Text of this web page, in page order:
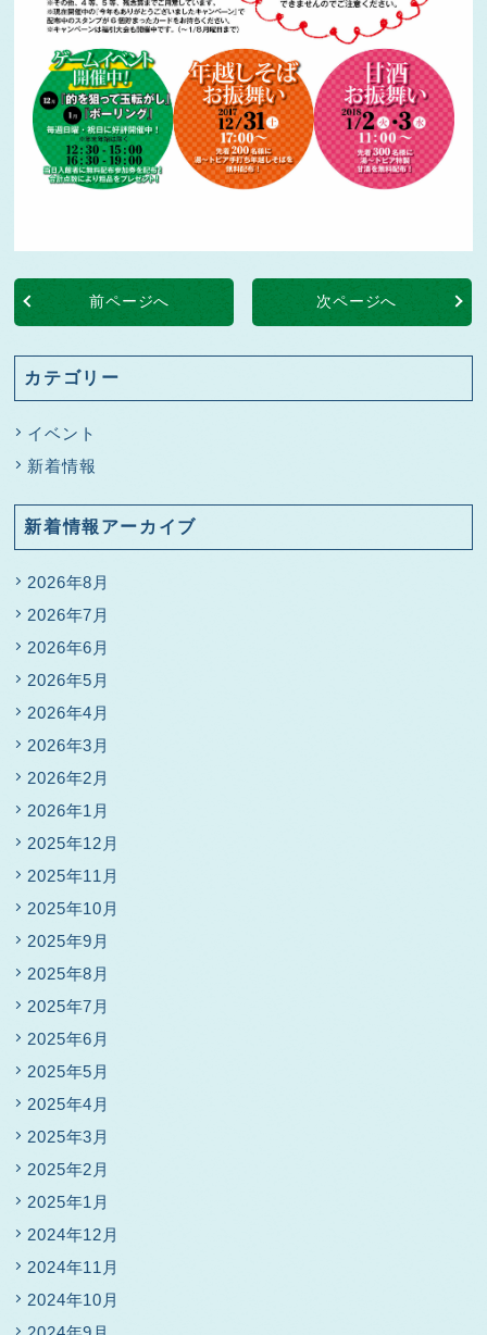
前ページへ 次ページへ
カテゴリー
イベント
新着情報
新着情報アーカイブ
2026年8月
2026年7月
2026年6月
2026年5月
2026年4月
2026年3月
2026年2月
2026年1月
2025年12月
2025年11月
2025年10月
2025年9月
2025年8月
2025年7月
2025年6月
2025年5月
2025年4月
2025年3月
2025年2月
2025年1月
2024年12月
2024年11月
2024年10月